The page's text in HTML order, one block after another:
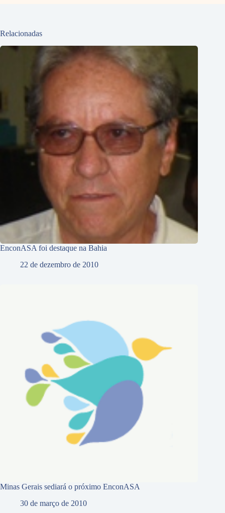
Relacionadas
EnconASA foi destaque na Bahia
22 de dezembro de 2010
Minas Gerais sediará o próximo EnconASA
30 de março de 2010